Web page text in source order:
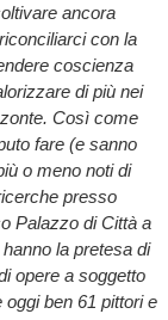
ancora
con la
coscienza
di più nei
Così come
fare (e sanno
o meno noti di
presso
Palazzo di Città a
la pretesa di
opere a soggetto
ben 61 pittori e